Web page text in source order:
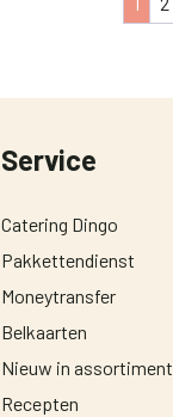
Service
Catering Dingo
Pakkettendienst
Moneytransfer
Belkaarten
Nieuw in assortiment
Recepten